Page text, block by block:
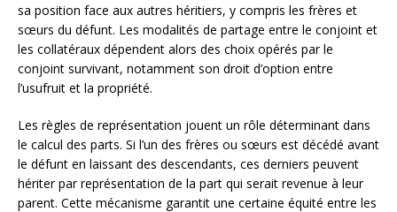
sa position face aux autres héritiers, y compris les frères et
sœurs du défunt. Les modalités de partage entre le conjoint et
les collatéraux dépendent alors des choix opérés par le
conjoint survivant, notamment son droit d’option entre
l’usufruit et la propriété.
Les règles de représentation jouent un rôle déterminant dans
le calcul des parts. Si l’un des frères ou sœurs est décédé avant
le défunt en laissant des descendants, ces derniers peuvent
hériter par représentation de la part qui serait revenue à leur
parent. Cette mécanisme garantit une certaine équité entre les